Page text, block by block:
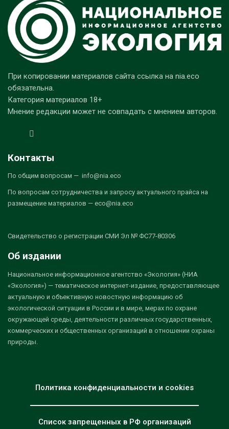
При копировании материалов сайта ссылка на nia.eco
обязательна.
Категория материалов 18+
Мнение редакции может не совпадать с мнением авторов.
Контакты
По общим вопросам — info@nia.eco
По вопросам сотрудничества и запросу актуального прайса на
размещение материалов — eco@nia.eco
Свидетельство о регистрации СМИ Эл № ФС77-80306
Об издании
Национальное информационное агентство «Экология» (НИА
«Экология») — тематическое интернет-издание, предоставляющее
актуальную и объективную новостную информацию об
экологической ситуации в России и в мире, мерах по охране
окружающей среды, деятельности различных государственных,
коммерческих и общественных организаций в отношении охраны
природы.
Политика конфиденциальности и cookies
Список запрещенных в РФ организаций